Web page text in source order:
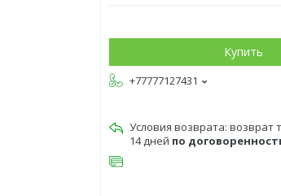
Купить
+77777127431
возврат
14 дней по